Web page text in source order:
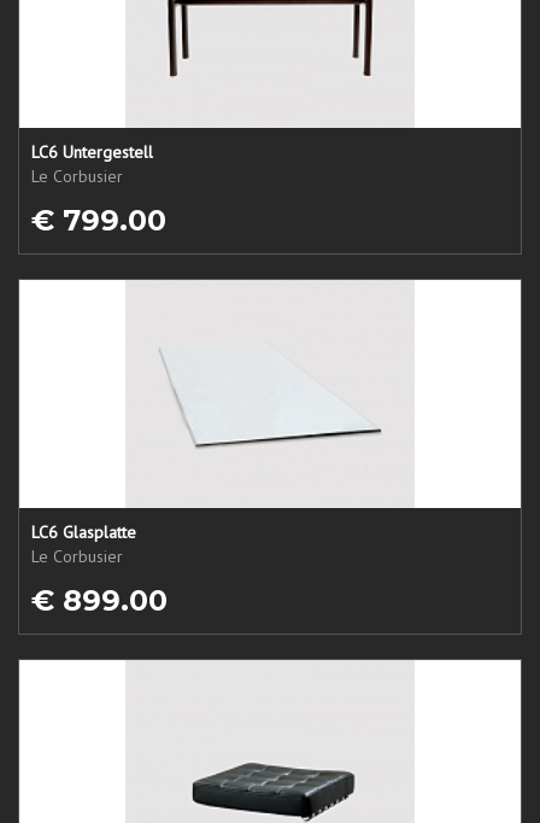
LC6 Untergestell
Le Corbusier
€ 799.00
LC6 Glasplatte
Le Corbusier
€ 899.00